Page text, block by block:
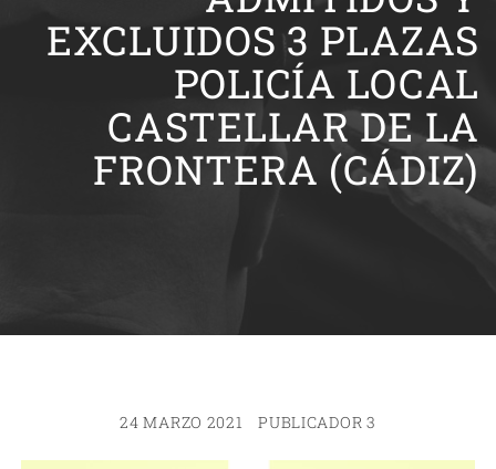
EXCLUIDOS 3 PLAZAS
POLICÍA LOCAL
CASTELLAR DE LA
FRONTERA (CÁDIZ)
24 MARZO 2021 PUBLICADOR 3